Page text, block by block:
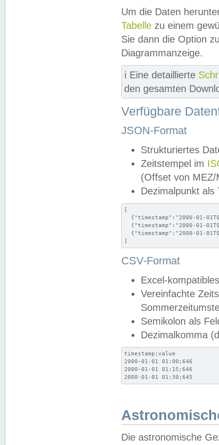
Um die Daten
Tabelle zu einem
Sie dann die Option
Diagrammanzeige.
ℹ️ Eine detaillierte
den gesamten
Verfügbare
JSON-Format
Strukturiertes
Zeitstempel im
(Offset von MEZ/
Dezimalpunkt als
[
{"timestamp":"2000-01-
{"timestamp":"2000-01-
{"timestamp":"2000-01-
]
CSV-Format
Excel-
Vereinfachte
Semikolon als
Dezimalkomma
timestamp;value
2000-01-01 01:00;646
2000-01-01 01:15;646
2000-01-01 01:30;645
Die astronomische